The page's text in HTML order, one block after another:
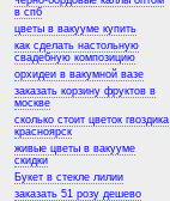
в спб
цветы в вакууме купить
как сделать настольную
свадебную композицию
орхидеи в вакумной вазе
заказать корзину фруктов в
москве
сколько стоит цветок гвоздика
красноярск
живые цветы в вакууме
скидки
Букет в стекле лилии
заказать 51 розу дешево